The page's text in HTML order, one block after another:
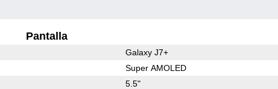
Pantalla
Galaxy J7+
Super AMOLED
5.5"